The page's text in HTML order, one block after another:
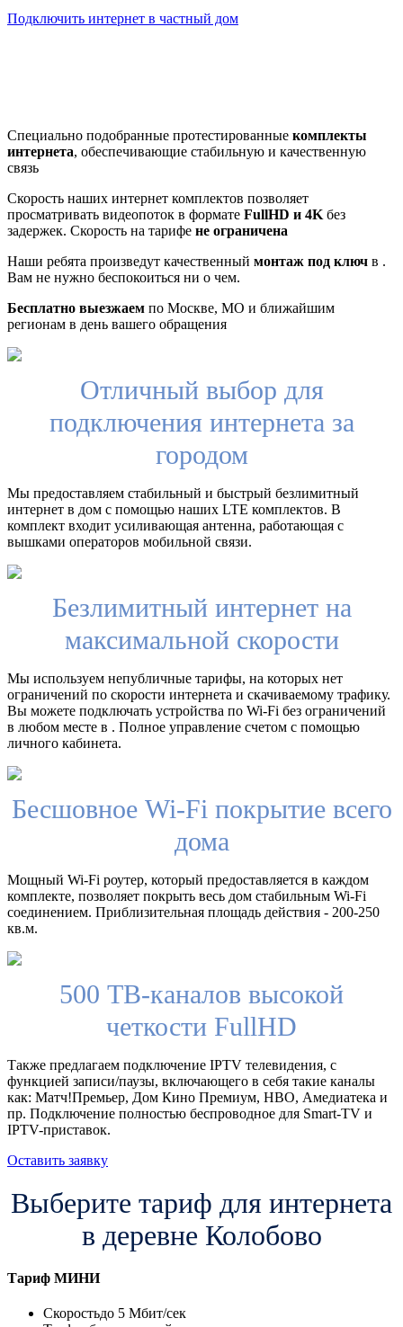
Подключить интернет в частный дом
Специально подобранные протестированные комплекты
интернета, обеспечивающие стабильную и качественную
связь
Скорость наших интернет комплектов позволяет
просматривать видеопоток в формате FullHD и 4K без
задержек. Скорость на тарифе не ограничена
Наши ребята произведут качественный монтаж под ключ в .
Вам не нужно беспокоиться ни о чем.
Бесплатно выезжаем по Москве, МО и ближайшим
регионам в день вашего обращения
Отличный выбор для
подключения интернета за
городом
Мы предоставляем стабильный и быстрый безлимитный
интернет в дом с помощью наших LTE комплектов. В
комплект входит усиливающая антенна, работающая с
вышками операторов мобильной связи.
Безлимитный интернет на
максимальной скорости
Мы используем непубличные тарифы, на которых нет
ограничений по скорости интернета и скачиваемому трафику.
Вы можете подключать устройства по Wi-Fi без ограничений
в любом месте в . Полное управление счетом с помощью
личного кабинета.
Бесшовное Wi-Fi покрытие всего
дома
Мощный Wi-Fi роутер, который предоставляется в каждом
комплекте, позволяет покрыть весь дом стабильным Wi-Fi
соединением. Приблизительная площадь действия - 200-250
кв.м.
500 ТВ-каналов высокой
четкости FullHD
Также предлагаем подключение IPTV телевидения, с
функцией записи/паузы, включающего в себя такие каналы
как: Матч!Премьер, Дом Кино Премиум, HBO, Амедиатека и
пр. Подключение полностью беспроводное для Smart-TV и
IPTV-приставок.
Оставить заявку
Выберите тариф для интернета
в деревне Колобово
Тариф МИНИ
Скоростьдо 5 Мбит/сек